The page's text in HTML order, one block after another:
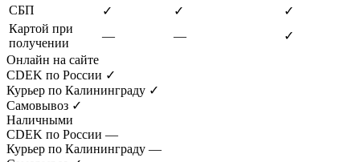
СБП
✓ ✓
✓
Картой при
получении
— —
✓
Онлайн на сайте
CDEK по России ✓
Курьер по Калининграду ✓
Самовывоз ✓
Наличными
CDEK по России —
Курьер по Калининграду —